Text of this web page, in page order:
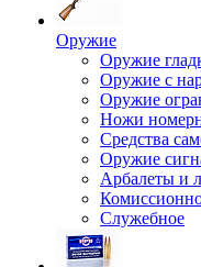
Оружие
Оружие
Оружие с
Оружие
Ножи
Средства
Оружие
Арбалеты и
Служебное